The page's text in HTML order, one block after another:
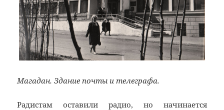
Магадан. Здание почты и телеграфа.
Радистам оставили радио, но начинается